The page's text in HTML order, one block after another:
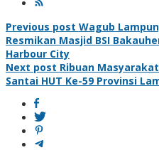
Post
navigation
Previous post Wagub
Resmikan Masjid BSI
Harbour City
Next post Ribuan
Santai HUT Ke-59 Provinsi